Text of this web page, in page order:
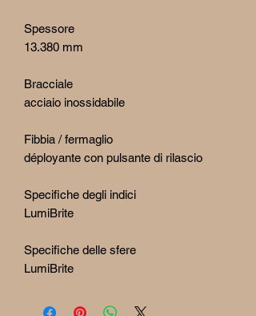
Spessore
13.380 mm
Bracciale
acciaio inossidabile
Fibbia / fermaglio
déployante con pulsante di rilascio
Specifiche degli indici
LumiBrite
Specifiche delle sfere
LumiBrite